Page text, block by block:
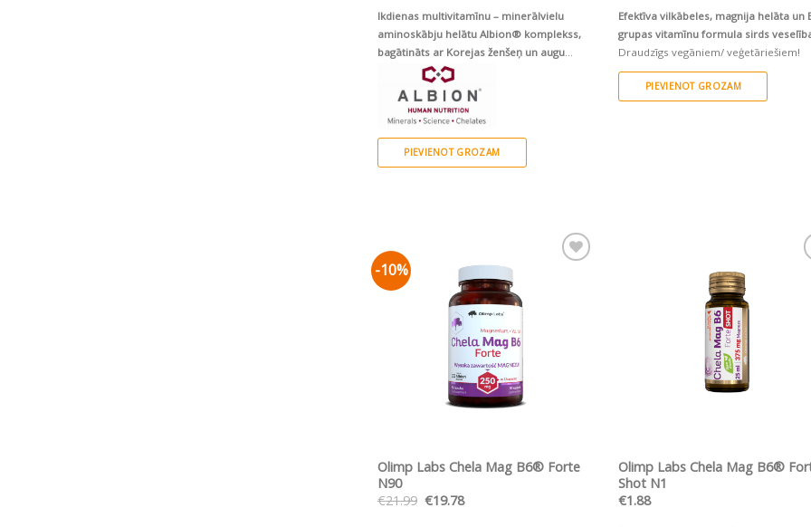
€13.90.€12.51.
Ikdienas multivitamīnu – minerālvielu
aminoskābju helātu Albion® komplekss,
bagātināts ar Korejas ženšeņ un augu
ekstraktiem mūsdienīga vīrieša veselībai
PIEVIENOT GROZAM
€9.99.€8.49.
Efektīva vilkābeles, magnija helāta un
grupas vitamīnu formula sirds
Draudzīgs vegāniem/ veģetāriešiem!
PIEVIENOT GROZAM
-10%
sarakstam
ĀTRS SKATS
Olimp Labs Chela Mag B6® Forte
N90
€21.99 Original
€19.78Current
Pievienot
ĀTRS SKATS
Olimp Labs Chela Mag B6®
Shot N1
€1.88